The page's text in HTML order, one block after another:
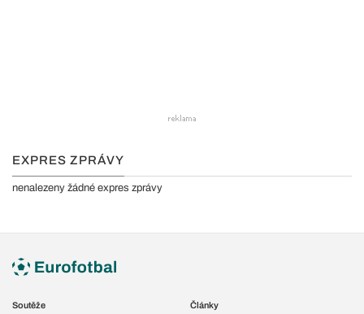
EXPRES ZPRÁVY
nenalezeny žádné expres zprávy
Soutěže
Články